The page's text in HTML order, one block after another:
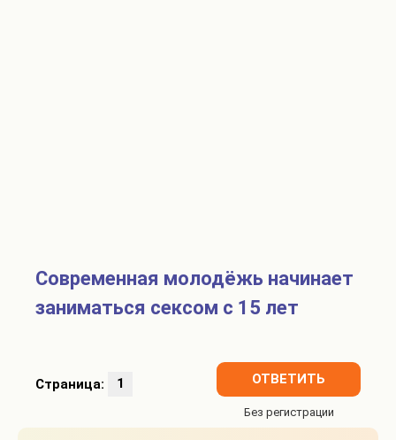
Современная молодёжь начинает
заниматься сексом с 15 лет
Страница: 1 ОТВЕТИТЬ